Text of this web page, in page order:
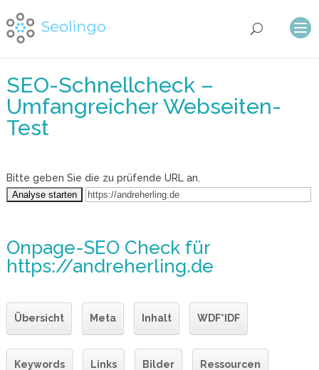
SEO-Schnellcheck –
Umfangreicher Webseiten-
Test
Bitte geben Sie die zu prüfende URL an.
Onpage-SEO Checkfür
https://andreherling.de
Übersicht Meta Inhalt WDF*IDF
Keywords Links Bilder Ressourcen